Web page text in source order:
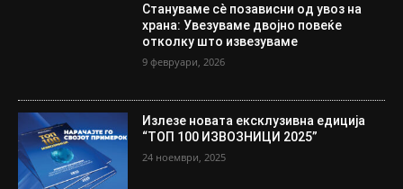
Стануваме сè позависни од увоз на
храна: Увезуваме двојно повеќе
отколку што извезуваме
9 февруари, 2026
Излезе новата ексклузивна едиција
“ТОП 100 ИЗВОЗНИЦИ 2025”
24 ноември, 2025